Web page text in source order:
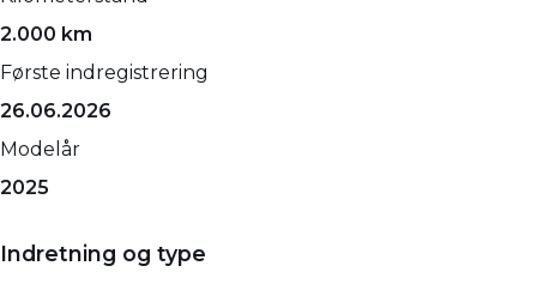
2.000 km
Første indregistrering
26.06.2026
Modelår
2025
Indretning og type